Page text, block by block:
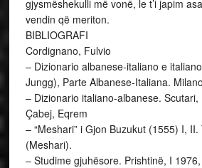
gjysmëshekulli më vonë, le t’i japim
vendin që meriton.
BIBLIOGRAFI
Cordignano, Fulvio
– Dizionario albanese-italiano e
Jungg), Parte Albanese-Italiana.
– Dizionario italiano-albanese.
Çabej, Eqrem
– “Meshari” i Gjon Buzukut (1555) I,
(Meshari).
– Studime gjuhësore. Prishtinë, I